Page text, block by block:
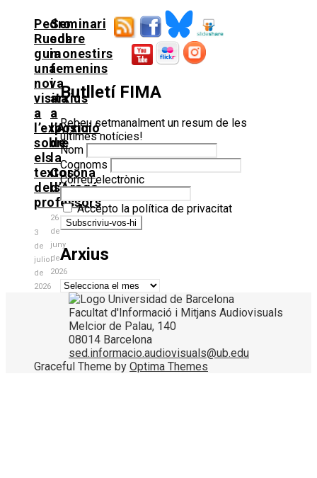
Pedro
Rueda
guia
una
nova
visita
a
l’exposició
sobre
els
textos
dels
professors
3
de
juliol
de
2026
Seminari
sobre
monestirs
femenins
i
arxius
a
l’Arxiu
de
la
Corona
d’Aragó
26
de
juny
de
2026
Butlletí FIMA
Rebeu setmanalment un resum de les
últimes notícies!
Nom
Cognoms
Correu electrònic
Accepto la política de privacitat
Arxius
Arxius
Facultat d'Informació i Mitjans Audiovisuals
Melcior de Palau, 140
08014 Barcelona
sed.informacio.audiovisuals@ub.edu
Graceful Theme by Optima Themes